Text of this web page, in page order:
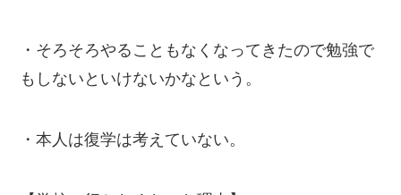
・そろそろやることもなくなってきたので勉強で
もしないといけないかなという。
・本人は復学は考えていない。